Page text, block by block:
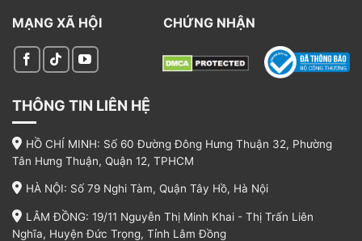
MẠNG XÃ HỘI CHỨNG NHẬN
THÔNG TIN LIÊN HỆ
HỒ CHÍ MINH: Số 60 Đường Đông Hưng Thuận 32, Phường
Tân Hưng Thuận, Quận 12, TPHCM
HÀ NỘI: Số 79 Nghi Tàm, Quận Tây Hồ, Hà Nội
LÂM ĐỒNG: 19/11 Nguyễn Thị Minh Khai - Thị Trấn Liên
Nghĩa, Huyện Đức Trọng, Tỉnh Lâm Đồng